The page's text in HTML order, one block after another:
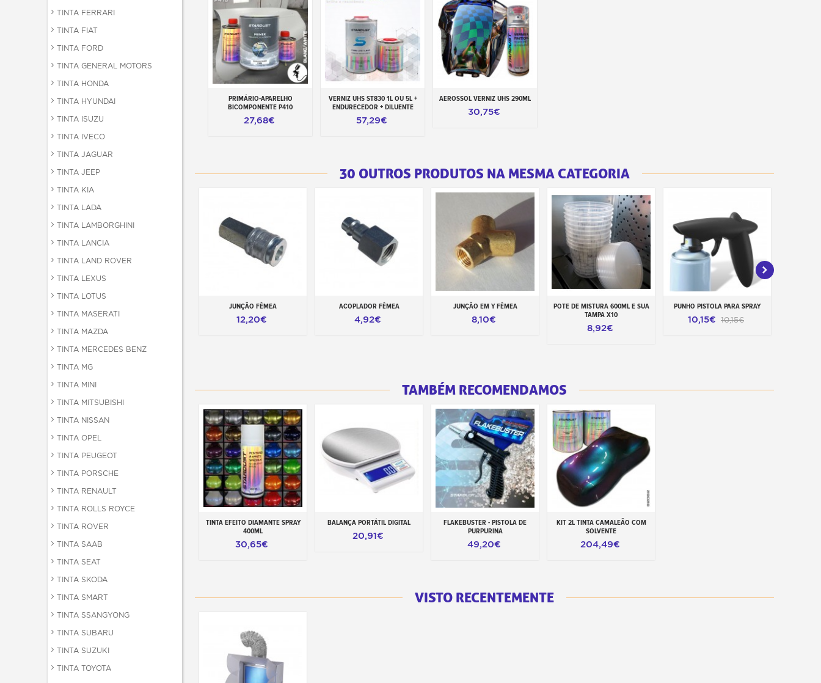
TINTA FERRARI
TINTA FIAT
TINTA FORD
TINTA GENERAL MOTORS
TINTA HONDA
TINTA HYUNDAI
TINTA ISUZU
TINTA IVECO
TINTA JAGUAR
TINTA JEEP
TINTA KIA
TINTA LADA
TINTA LAMBORGHINI
TINTA LANCIA
TINTA LAND ROVER
TINTA LEXUS
TINTA LOTUS
TINTA MASERATI
TINTA MAZDA
TINTA MERCEDES BENZ
TINTA MG
TINTA MINI
TINTA MITSUBISHI
TINTA NISSAN
TINTA OPEL
TINTA PEUGEOT
TINTA PORSCHE
TINTA RENAULT
TINTA ROLLS ROYCE
TINTA ROVER
TINTA SAAB
TINTA SEAT
TINTA SKODA
TINTA SMART
TINTA SSANGYONG
TINTA SUBARU
TINTA SUZUKI
TINTA TOYOTA
Adicionar ao carrinho
PRIMÁRIO-APARELHO
BICOMPONENTE P410
27,68€
Adicionar ao carrinho
VERNIZ UHS ST830 1L OU 5L +
ENDURECEDOR + DILUENTE
57,29€
Adicionar ao carrinho
AEROSSOL VERNIZ UHS 290ML
30,75€
30 OUTROS PRODUTOS NA MESMA CATEGORIA
Adicionar ao carrinho
JUNÇÃO FÊMEA
12,20€
Adicionar ao carrinho
ACOPLADOR FÊMEA
4,92€
Adicionar ao carrinho
JUNÇÃO EM Y FÊMEA
8,10€
Adicionar ao carrinho
POTE DE MISTURA 600ML E SUA
TAMPA X10
8,92€
Adicionar ao carrinho
PUNHO PISTOLA PARA SPRAY
10,15€ 10,15€
TAMBÉM RECOMENDAMOS
Adicionar ao carrinho
TINTA EFEITO DIAMANTE SPRAY
400ML
30,65€
Adicionar ao carrinho
BALANÇA PORTÁTIL DIGITAL
20,91€
Adicionar ao carrinho
FLAKEBUSTER - PISTOLA DE
PURPURINA
49,20€
Adicionar ao carrinho
KIT 2L TINTA CAMALEÃO COM
SOLVENTE
204,49€
VISTO RECENTEMENTE